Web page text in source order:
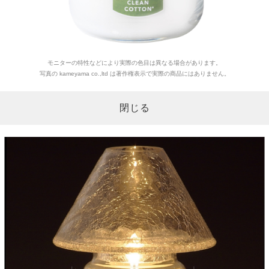
モニターの特性などにより実際の色目は異なる場合があります。
写真の kameyama co.,ltd は著作権表示で実際の商品にはありません。
閉じる